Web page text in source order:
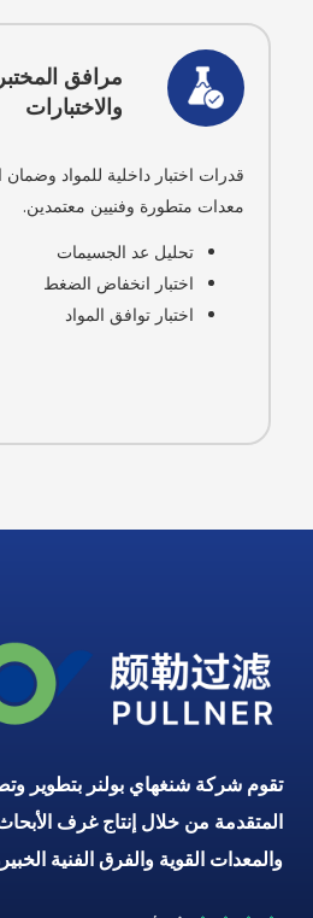
مرافق
والاختبارات
قدرات اختبار داخلية للمواد وضمان
معدات متطورة وفنيين معتمدين.
تحليل عد الجسيمات
اختبار انخفاض الضغط
اختبار توافق المواد
تقوم شركة شنغهاي بولنر بتطوير
المتقدمة من خلال إنتاج غرف
والمعدات القوية والفرق الفنية